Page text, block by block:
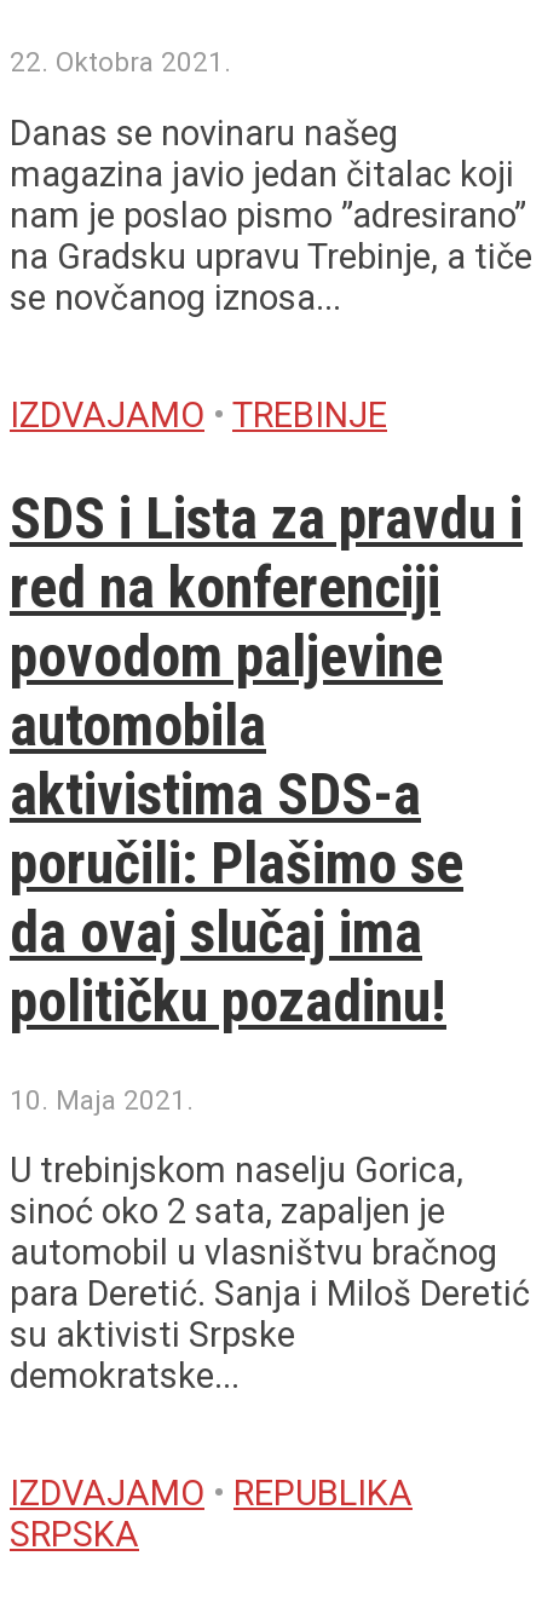
22. Oktobra 2021.
Danas se novinaru našeg
magazina javio jedan čitalac koji
nam je poslao pismo ”adresirano”
na Gradsku upravu Trebinje, a tiče
se novčanog iznosa...
IZDVAJAMO • TREBINJE
SDS i Lista za pravdu i
red na konferenciji
povodom paljevine
automobila
aktivistima SDS-a
poručili: Plašimo se
da ovaj slučaj ima
političku pozadinu!
10. Maja 2021.
U trebinjskom naselju Gorica,
sinoć oko 2 sata, zapaljen je
automobil u vlasništvu bračnog
para Deretić. Sanja i Miloš Deretić
su aktivisti Srpske
demokratske...
IZDVAJAMO • REPUBLIKA
SRPSKA